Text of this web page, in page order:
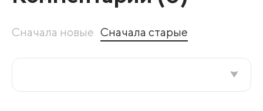
Сначала новые Сначала старые